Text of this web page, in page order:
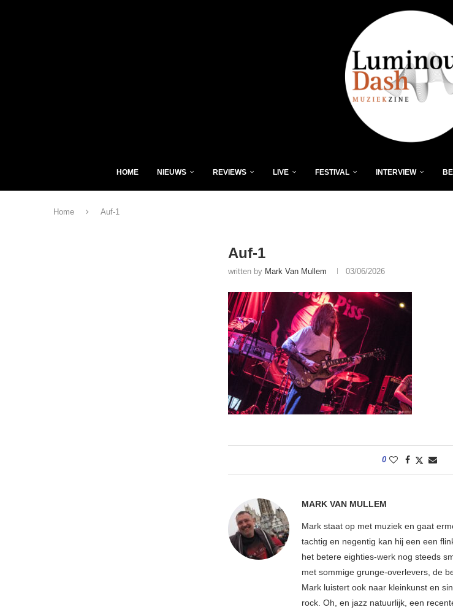
HOME NIEUWS REVIEWS LIVE FESTIVAL INTERVIEW
Home Auf-1
Auf-1
written by Mark Van Mullem 03/06/2026
0
MARK VAN MULLEM
Mark staat op met muziek en gaat
tachtig en negentig kan hij een een
het betere eighties-werk nog steeds
met sommige grunge-overlevers, de
Mark luistert ook naar kleinkunst en
rock. Oh, en jazz natuurlijk, een